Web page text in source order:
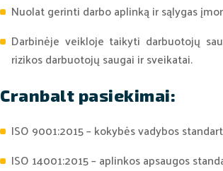
Nuolat gerinti darbo aplinką ir sąlygas
Darbinėje veikloje taikyti darbuotojų
rizikos darbuotojų saugai ir sveikatai.
Cranbalt pasiekimai:
ISO 9001:2015 – kokybės vadybos
ISO 14001:2015 – aplinkos apsaugos